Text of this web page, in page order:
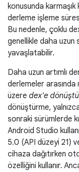
konusunda
derleme işleme
Bu nedenle, çoklu
genellikle daha
yavaşlatabilir.
Daha uzun artımlı
derlemeler arasında
üzere dex'e
dönüştürme,
sonraki sürümlerde
Android Studio
5.0 (API düzeyi 21)
cihaza dağıtırken
özelliğini kullanır.